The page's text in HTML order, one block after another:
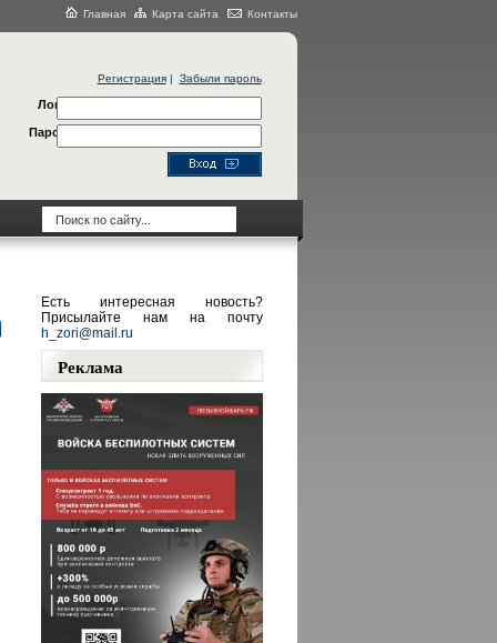
Главная Карта сайта Контакты
Регистрация| Забыли пароль
Логин
Пароль
Есть интересная новость?
Присылайте нам на почту
h_zori@mail.ru
Реклама